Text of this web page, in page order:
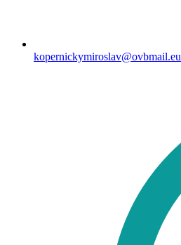
kopernickymiroslav@ovbmail.eu